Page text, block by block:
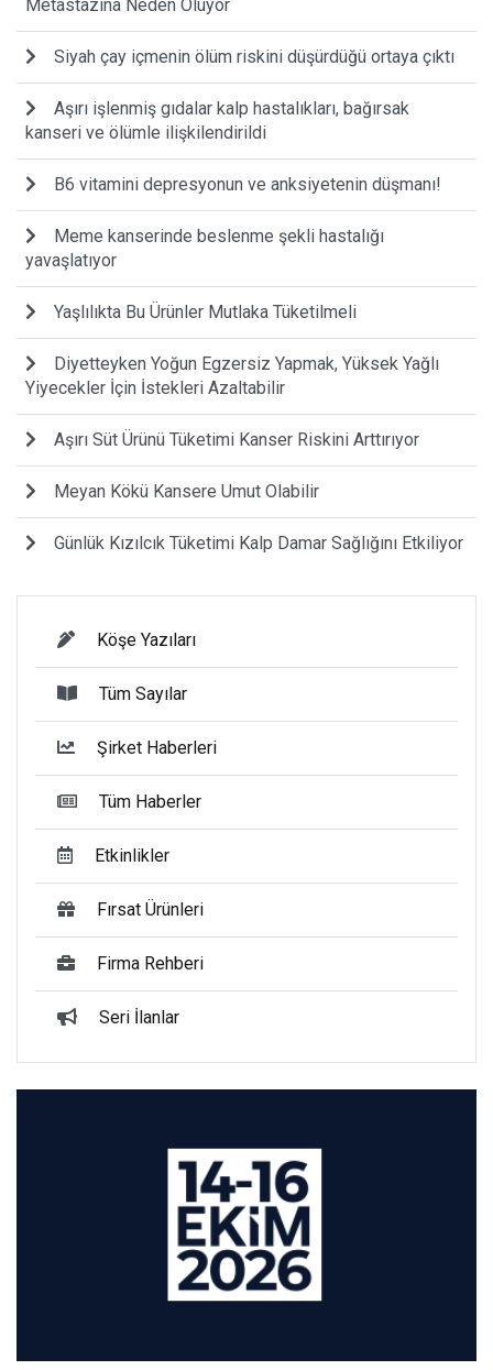
Metastazına Neden Oluyor
Siyah çay içmenin ölüm riskini düşürdüğü ortaya çıktı
Aşırı işlenmiş gıdalar kalp hastalıkları, bağırsak
kanseri ve ölümle ilişkilendirildi
B6 vitamini depresyonun ve anksiyetenin düşmanı!
Meme kanserinde beslenme şekli hastalığı
yavaşlatıyor
Yaşlılıkta Bu Ürünler Mutlaka Tüketilmeli
Diyetteyken Yoğun Egzersiz Yapmak, Yüksek Yağlı
Yiyecekler İçin İstekleri Azaltabilir
Aşırı Süt Ürünü Tüketimi Kanser Riskini Arttırıyor
Meyan Kökü Kansere Umut Olabilir
Günlük Kızılcık Tüketimi Kalp Damar Sağlığını Etkiliyor
Köşe Yazıları
Tüm Sayılar
Şirket Haberleri
Tüm Haberler
Etkinlikler
Fırsat Ürünleri
Firma Rehberi
Seri İlanlar